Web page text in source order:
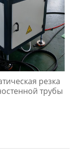
резка
трубы